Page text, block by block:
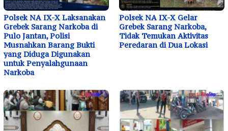
Polsek NA IX-X Laksanakan
Grebek Sarang Narkoba di
Pulo Jantan, Polisi
Musnahkan Barang Bukti
yang Diduga Digunakan
untuk Penyalahgunaan
Narkoba
Polsek NA IX-X Gelar
Grebek Sarang Narkoba,
Tidak Temukan Aktivitas
Peredaran di Dua Lokasi